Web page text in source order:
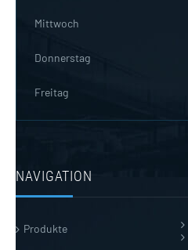
Mittwoch
Donnerstag
Freitag
NAVIGATION
Produkte